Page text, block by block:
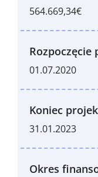
564.669,34€
Rozpoczęcie
01.07.2020
Koniec
31.01.2023
Okres